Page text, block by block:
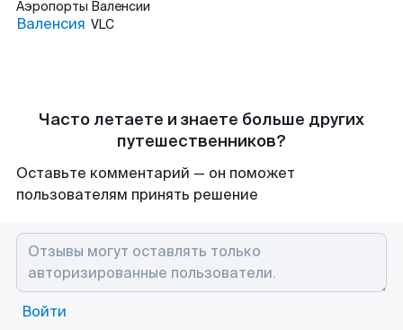
Аэропорты Валенсии
Валенсия VLC
Часто летаете и знаете больше других
путешественников?
Оставьте комментарий — он поможет
пользователям принять решение
Войти